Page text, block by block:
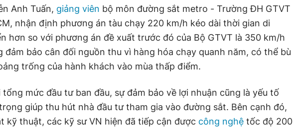
Anh Tuấn, giảng viên bộ môn đường sắt metro - Trường ĐH GTVT
nhận định phương án tàu chạy 220 km/h kéo dài thời gian di
hơn so với phương án đề xuất trước đó của Bộ GTVT là 350 km/h
đảm bảo cân đối nguồn thu vì hàng hóa chạy quanh năm, có thể bù
trống của hành khách vào mùa thấp điểm.
tổng mức đầu tư ban đầu, sự đảm bảo về lợi nhuận cũng là yếu tố
giúp thu hút nhà đầu tư tham gia vào đường sắt. Bên cạnh đó,
kỹ thuật, các kỹ sư VN hiện đã tiếp cận được công nghệ tốc độ 200